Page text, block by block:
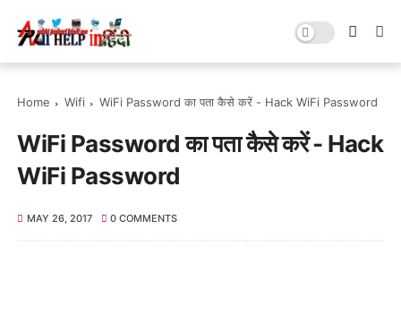
Home Wifi WiFi Password का पता कैसे करें - Hack WiFi Password
WiFi Password का पता कैसे करें - Hack
WiFi Password
MAY 26, 2017 0 COMMENTS